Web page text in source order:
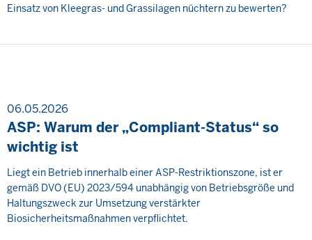
Einsatz von Kleegras- und Grassilagen nüchtern zu bewerten?
06.05.2026
ASP: Warum der „Compliant-Status“ so
wichtig ist
Liegt ein Betrieb innerhalb einer ASP-Restriktionszone, ist er
gemäß DVO (EU) 2023/594 unabhängig von Betriebsgröße und
Haltungszweck zur Umsetzung verstärkter
Biosicherheitsmaßnahmen verpflichtet.